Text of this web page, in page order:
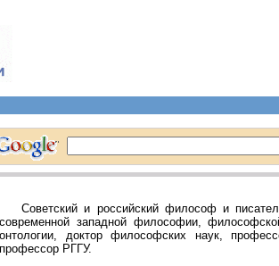
Советский и российский философ и
современной западной философии,
онтологии, доктор философских наук,
профессор РГГУ.